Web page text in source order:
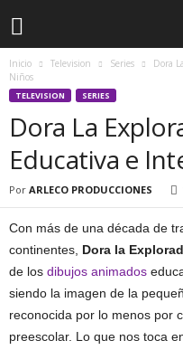
Inicio Television Series
Dora
Niños
TELEVISION SERIES
Dora La
Educativa e
Por ARLECO PRODUCCIONES
Con más de una década de
continentes, Dora la
de los dibujos animados
siendo la imagen de la
reconocida por lo menos por
preescolar. Lo que nos toca